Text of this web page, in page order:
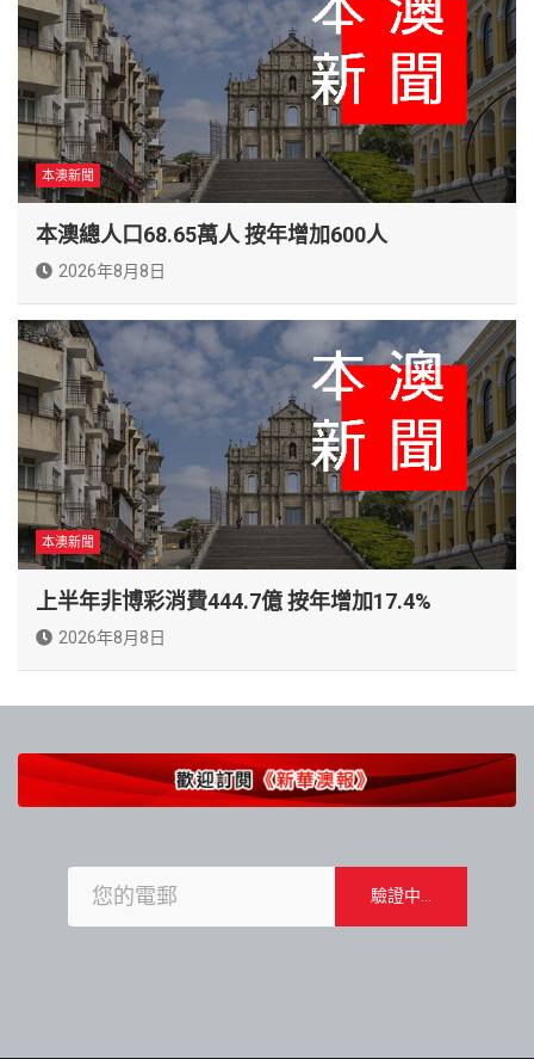
本澳新聞
本澳總人口68.65萬人 按年增加600人
2026年8月8日
本澳新聞
上半年非博彩消費444.7億 按年增加17.4%
2026年8月8日